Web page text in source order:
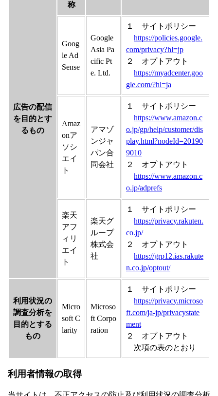
広告の配信
を目的とす
るもの
称
Goog
le Ad
Sense
Google
Asia Pa
cific Pt
e. Ltd.
１ サイトポリシー
https://policies.google.
com/privacy?hl=jp
２ オプトアウト
https://myadcenter.goo
gle.com/?hl=ja
Amaz
onア
ソシ
エイ
ト
アマゾ
ンジャ
パン合
同会社
１ サイトポリシー
https://www.amazon.c
o.jp/gp/help/customer/dis
play.html?nodeId=20190
9010
２ オプトアウト
https://www.amazon.c
o.jp/adprefs
楽天
アフ
ィリ
エイ
ト
楽天グ
ループ
株式会
社
１ サイトポリシー
https://privacy.rakuten.
co.jp/
２ オプトアウト
https://grp12.ias.rakute
n.co.jp/optout/
利用状況の
調査分析を
目的とする
もの
Micro
soft C
larity
Microso
ft Corpo
ration
１ サイトポリシー
https://privacy.microso
ft.com/ja-jp/privacystate
ment
２ オプトアウト
次項の表のとおり
利用者情報の取得